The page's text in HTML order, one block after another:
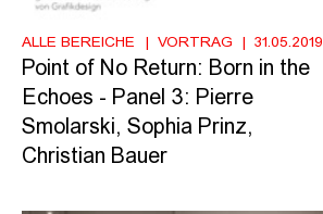
ALLE BEREICHE VORTRAG 31.05.2019
Point of No Return: Born in the
Echoes - Panel 3: Pierre
Smolarski, Sophia Prinz,
Christian Bauer